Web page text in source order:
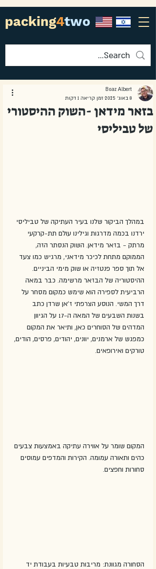
packing4two
בזאר מידאן -השוק ההיסטורי
של טביליסי
Boaz Albert
8 באוג׳ 2025
זמן קריאה 1 דקות
במהלך הביקור שלנו בעיר העתיקה של טביליסי
ירדנו בכמה מדרגות וגילינו עולם תת-קרקעי
מרתק - בזאר מידאן. השוק הנסתר הזה,
הממוקם מתחת לכיכר מידאני, מרגיש כמו צעד
אל תוך ספר פנטזיה או שוק מימי הביניים.
ההיסטוריה של הבזאר מרשימה. כבר במאה
הרביעית לספירה הוא שימש כמקום מסחר על
דרך המשי. הנוסע הצרפתי ז'אן שרדן כתב
בשנות השבעים של המאה ה-17 על הגיוון
המדהים של הסוחרים כאן, ותיאר את המקום
כמפגש של ארמנים, יוונים, יהודים, פרסים, הודים,
טורקים ואירופאים.
המקום שומר על אווירה עתיקה באמצעות צבעים
כהים ותאורה עמומה. הקירות והמדפים עמוסים
סחורות וחפצים.
הסחורה מגוונת: מריבות טבעיות בעבודת יד